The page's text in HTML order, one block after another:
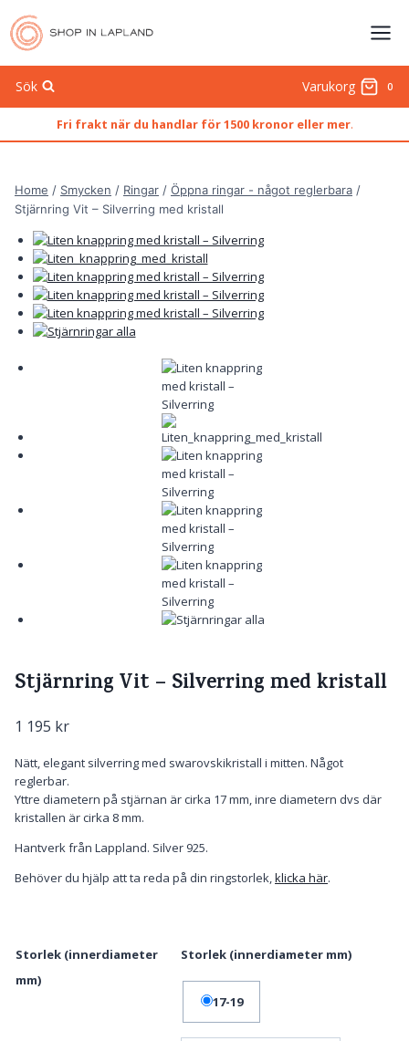
content
Sök Varukorg 0
Fri frakt när du handlar för 1500 kronor eller mer.
Home / Smycken / Ringar / Öppna ringar - något reglerbara /
Stjärnring Vit – Silverring med kristall
Stjärnring Vit – Silverring med kristall
1 195 kr
Nätt, elegant silverring med swarovskikristall i mitten. Något
reglerbar.
Yttre diametern på stjärnan är cirka 17 mm, inre diametern dvs där
kristallen är cirka 8 mm.
Hantverk från Lappland. Silver 925.
Behöver du hjälp att ta reda på din ringstorlek, klicka här.
Storlek (innerdiameter
mm)
Storlek (innerdiameter mm)
17-19